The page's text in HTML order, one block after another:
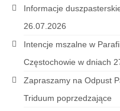
Pierwsza
Pierwsza
Boże Ciało
Galerie 2020
Informacje
26.07.2026
Intencje mszalne w
Częstochowie w dniach
Zapraszamy na Odpust
Triduum poprzedzające